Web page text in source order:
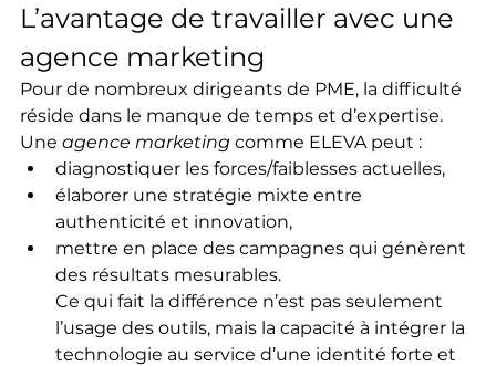
L’avantage de travailler avec une
agence marketing
Pour de nombreux dirigeants de PME, la difficulté
réside dans le manque de temps et d’expertise.
Une agence marketing comme ELEVA peut :
diagnostiquer les forces/faiblesses actuelles,
élaborer une stratégie mixte entre
authenticité et innovation,
mettre en place des campagnes qui génèrent
des résultats mesurables.
Ce qui fait la différence n’est pas seulement
l’usage des outils, mais la capacité à intégrer la
technologie au service d’une identité forte et